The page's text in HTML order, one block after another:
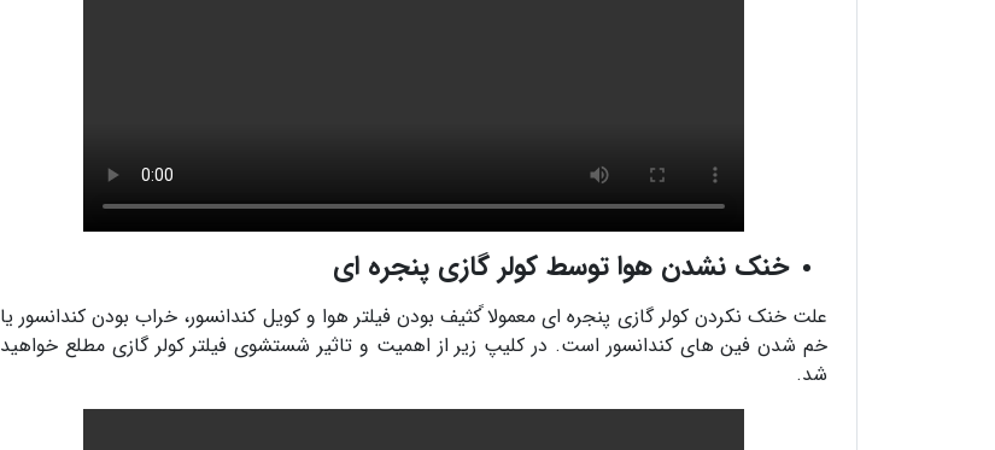
خنک نشدن هوا توسط کولر گازی پنجره ای
علت خنک نکردن کولر گازی پنجره ای معمولا ًکثیف بودن فیلتر هوا و کویل کندانسور، خراب بودن کندانسور یا
خم شدن فین های کندانسور است. در کلیپ زیر از اهمیت و تاثیر شستشوی فیلتر کولر گازی مطلع خواهید
شد.